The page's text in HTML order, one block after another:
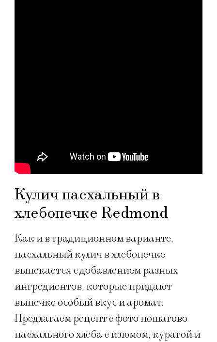
Кулич пасхальный в
хлебопечке Redmond
Как и в традиционном варианте,
пасхальный кулич в хлебопечке
выпекается с добавлением разных
ингредиентов, которые придают
выпечке особый вкус и аромат.
Предлагаем рецепт с фото пошагово
пасхального хлеба с изюмом, курагой и